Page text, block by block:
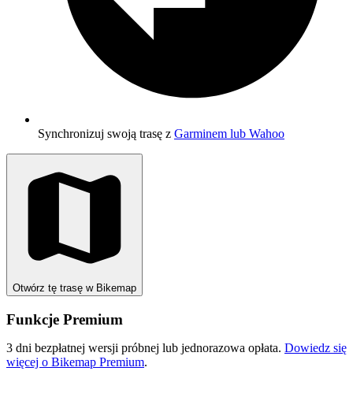
Synchronizuj swoją trasę z Garminem lub Wahoo
Otwórz tę trasę w Bikemap
Funkcje Premium
3 dni bezpłatnej wersji próbnej lub jednorazowa opłata. Dowiedz się
więcej o Bikemap Premium.